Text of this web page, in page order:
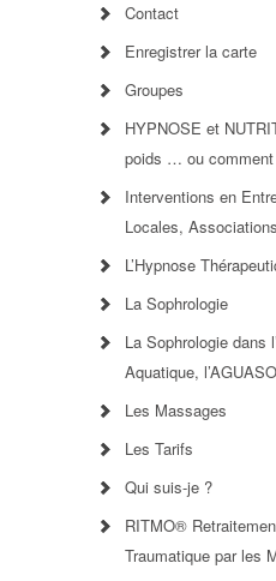
Contact
Enregistrer la carte
Groupes
HYPNOSE et
poids … ou
Interventions en
Locales, Associations
L’Hypnose
La Sophrologie
La Sophrologie dans
Aquatique,
Les Massages
Les Tarifs
Qui suis-je ?
RITMO®
Traumatique par les